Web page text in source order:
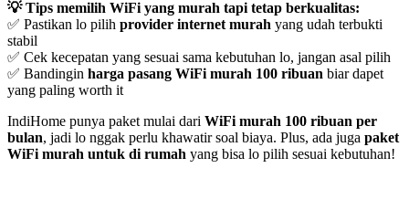
💡 Tips memilih WiFi yang murah tapi tetap berkualitas:
✅ Pastikan lo pilih provider internet murah yang udah terbukti
stabil
✅ Cek kecepatan yang sesuai sama kebutuhan lo, jangan asal pilih
✅ Bandingin harga pasang WiFi murah 100 ribuan biar dapet
yang paling worth it
IndiHome punya paket mulai dari WiFi murah 100 ribuan per
bulan, jadi lo nggak perlu khawatir soal biaya. Plus, ada juga paket
WiFi murah untuk di rumah yang bisa lo pilih sesuai kebutuhan!